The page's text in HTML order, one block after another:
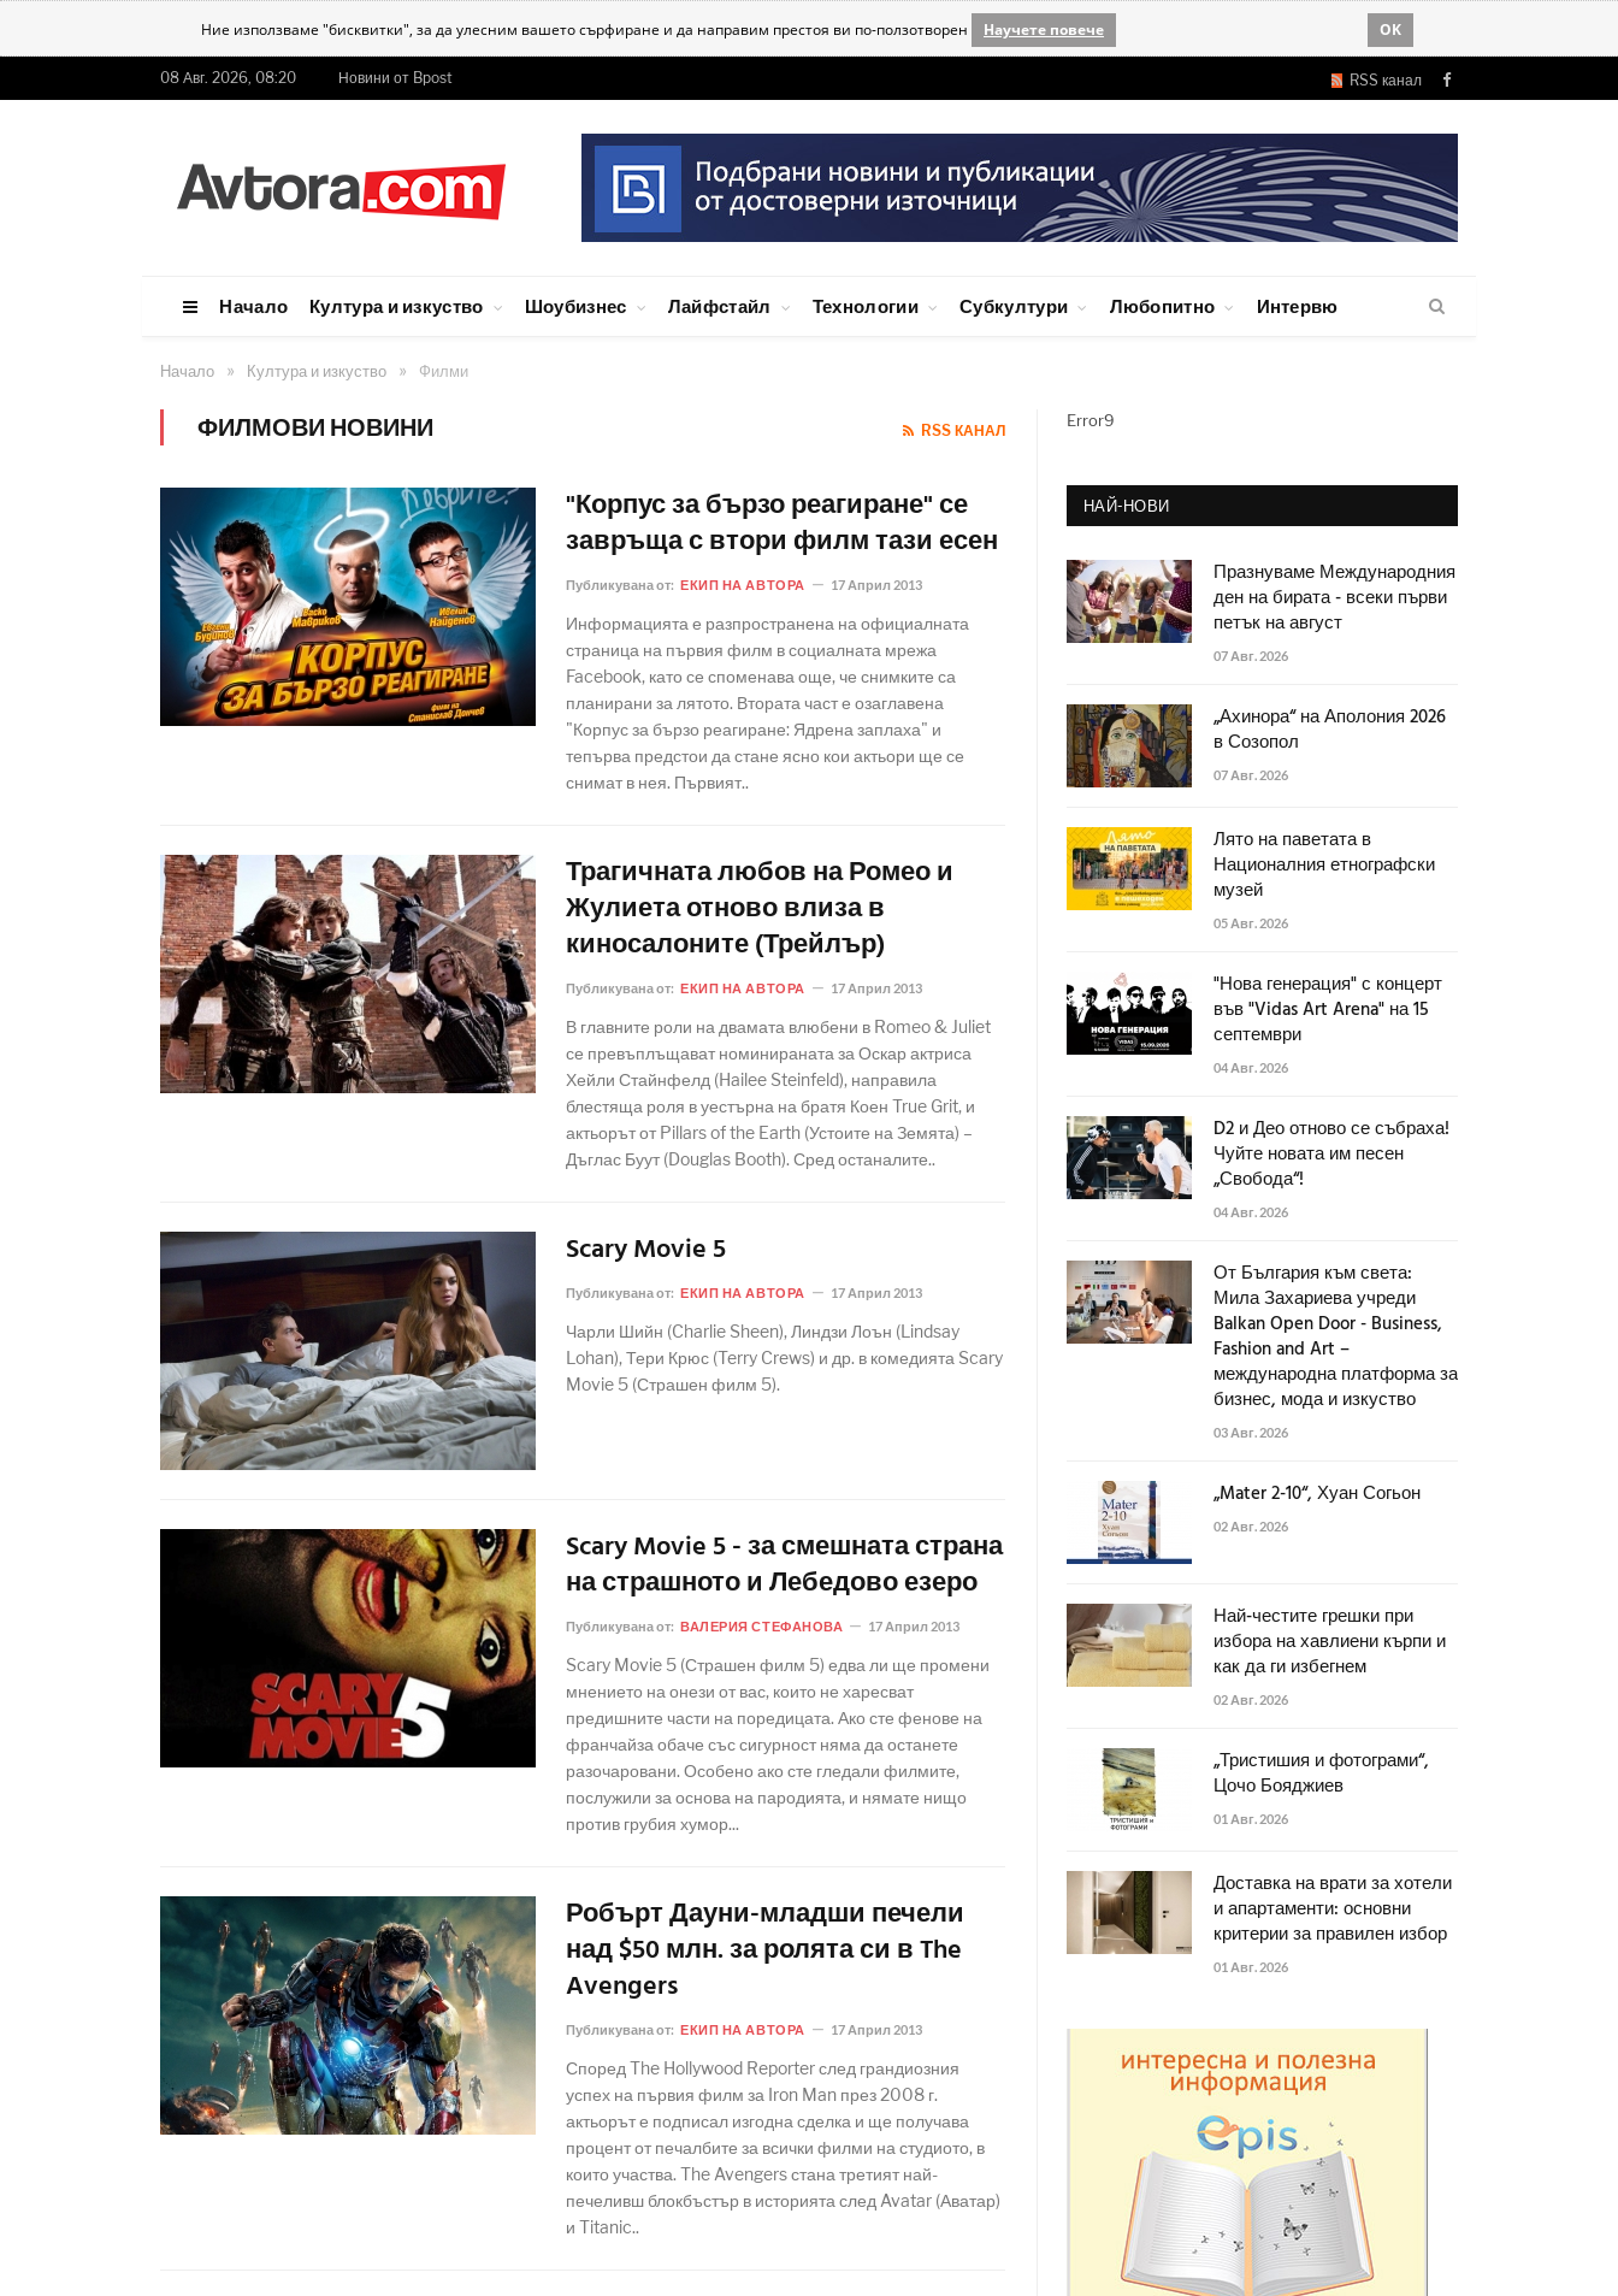
Ние използваме "бисквитки", за да улесним вашето сърфиране и да направим престоя ви по-ползотворен Научете повече OK
08 Авг. 2026, 08:20 Новини от Bpost RSS канал Facebook
Начало Култура и изкуство Шоубизнес Лайфстайл Технологии Субкултури Любопитно Интервю
Начало » Култура и изкуство » Филми
ФИЛМОВИ НОВИНИ RSS КАНАЛ
"Корпус за бързо реагиране" се
завръща с втори филм тази есен
Публикувана от: ЕКИП НА АВТОРА 17 Април 2013
Информацията е разпространена на официалната
страница на първия филм в социалната мрежа
Facebook, като се споменава още, че снимките са
планирани за лятото. Втората част е озаглавена
"Корпус за бързо реагиране: Ядрена заплаха" и
тепърва предстои да стане ясно кои актьори ще се
снимат в нея. Първият..
Трагичната любов на Ромео и
Жулиета отново влиза в
киносалоните (Трейлър)
Публикувана от: ЕКИП НА АВТОРА 17 Април 2013
В главните роли на двамата влюбени в Romeo & Juliet
се превъплъщават номинираната за Оскар актриса
Хейли Стайнфелд (Hailee Steinfeld), направила
блестяща роля в уестърна на братя Коен True Grit, и
актьорът от Pillars of the Earth (Устоите на Земята) –
Дъглас Буут (Douglas Booth). Сред останалите..
Scary Movie 5
Публикувана от: ЕКИП НА АВТОРА 17 Април 2013
Чарли Шийн (Charlie Sheen), Линдзи Лоън (Lindsay
Lohan), Тери Крюс (Terry Crews) и др. в комедията Scary
Movie 5 (Страшен филм 5).
Scary Movie 5 - за смешната страна
на страшното и Лебедово езеро
Публикувана от: ВАЛЕРИЯ СТЕФАНОВА 17 Април 2013
Scary Movie 5 (Страшен филм 5) едва ли ще промени
мнението на онези от вас, които не харесват
предишните части на поредицата. Ако сте фенове на
франчайза обаче със сигурност няма да останете
разочаровани. Особено ако сте гледали филмите,
послужили за основа на пародията, и нямате нищо
против грубия хумор...
Робърт Дауни-младши печели
над $50 млн. за ролята си в The
Avengers
Публикувана от: ЕКИП НА АВТОРА 17 Април 2013
Според The Hollywood Reporter след грандиозния
успех на първия филм за Iron Man през 2008 г.
актьорът е подписал изгодна сделка и ще получава
процент от печалбите за всички филми на студиото, в
които участва. The Avengers стана третият най-
печеливш блокбъстър в историята след Avatar (Аватар)
и Titanic..
Error9
НАЙ-НОВИ
Празнуваме Международния
ден на бирата - всеки първи
петък на август
07 Авг. 2026
„Ахинора“ на Аполония 2026
в Созопол
07 Авг. 2026
Лято на паветата в
Националния етнографски
музей
05 Авг. 2026
"Нова генерация" с концерт
във "Vidas Art Arena" на 15
септември
04 Авг. 2026
D2 и Део отново се събраха!
Чуйте новата им песен
„Свобода“!
04 Авг. 2026
От България към света:
Мила Захариева учреди
Balkan Open Door - Business,
Fashion and Art –
международна платформа за
бизнес, мода и изкуство
03 Авг. 2026
„Mater 2-10“, Хуан Согьон
02 Авг. 2026
Най-честите грешки при
избора на хавлиени кърпи и
как да ги избегнем
02 Авг. 2026
„Тристишия и фотограми“,
Цочо Бояджиев
01 Авг. 2026
Доставка на врати за хотели
и апартаменти: основни
критерии за правилен избор
01 Авг. 2026